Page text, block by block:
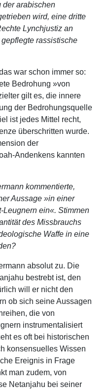
der arabischen
wird, eine dritte
Lynchjustiz an
rassistische
war schon immer so:
Bedrohung »von
gilt es, die innere
der Bedrohungsquelle
ist jedes Mittel recht,
überschritten wurde.
der
Andenkens kannten
kommentierte,
Aussage »in einer
ein«. Stimmen
des Missbrauchs
Waffe in eine
absolut zu. Die
bestrebt ist, den
will er nicht den
ob sich seine Aussagen
die von
instrumentalisiert
es oft bei historischen
konsensuelles Wissen
Ereignis in Frage
man zudem, von
Netanjahu bei seiner